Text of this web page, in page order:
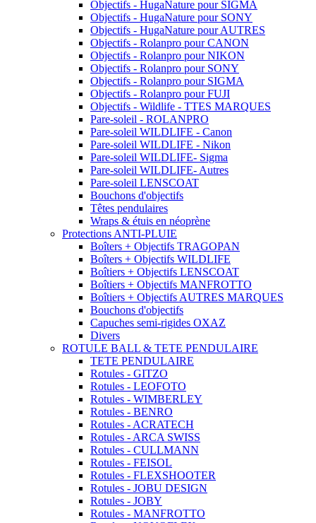
Objectifs - HugaNature pour SIGMA
Objectifs - HugaNature pour SONY
Objectifs - HugaNature pour AUTRES
Objectifs - Rolanpro pour CANON
Objectifs - Rolanpro pour NIKON
Objectifs - Rolanpro pour SONY
Objectifs - Rolanpro pour SIGMA
Objectifs - Rolanpro pour FUJI
Objectifs - Wildlife - TTES MARQUES
Pare-soleil - ROLANPRO
Pare-soleil WILDLIFE - Canon
Pare-soleil WILDLIFE - Nikon
Pare-soleil WILDLIFE- Sigma
Pare-soleil WILDLIFE- Autres
Pare-soleil LENSCOAT
Bouchons d'objectifs
Têtes pendulaires
Wraps & étuis en néoprène
Protections ANTI-PLUIE
Boîters + Objectifs TRAGOPAN
Boîters + Objectifs WILDLIFE
Boîtiers + Objectifs LENSCOAT
Boîtiers + Objectifs MANFROTTO
Boîtiers + Objectifs AUTRES MARQUES
Bouchons d'objectifs
Capuches semi-rigides OXAZ
Divers
ROTULE BALL & TETE PENDULAIRE
TETE PENDULAIRE
Rotules - GITZO
Rotules - LEOFOTO
Rotules - WIMBERLEY
Rotules - BENRO
Rotules - ACRATECH
Rotules - ARCA SWISS
Rotules - CULLMANN
Rotules - FEISOL
Rotules - FLEXSHOOTER
Rotules - JOBU DESIGN
Rotules - JOBY
Rotules - MANFROTTO